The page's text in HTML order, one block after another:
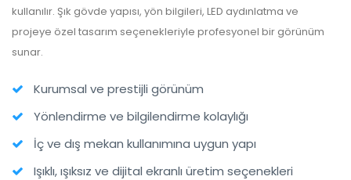
kullanılır. Şık gövde yapısı, yön bilgileri, LED aydınlatma ve
projeye özel tasarım seçenekleriyle profesyonel bir görünüm
sunar.
Kurumsal ve prestijli görünüm
Yönlendirme ve bilgilendirme kolaylığı
İç ve dış mekan kullanımına uygun yapı
Işıklı, ışıksız ve dijital ekranlı üretim seçenekleri